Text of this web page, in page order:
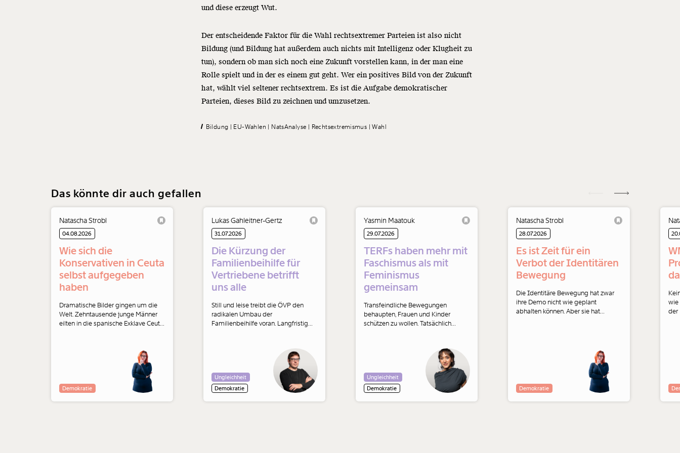
und diese erzeugt Wut.
Der entscheidende Faktor für die Wahl rechtsextremer Parteien ist also nicht
Bildung (und Bildung hat außerdem auch nichts mit Intelligenz oder Klugheit zu
tun), sondern ob man sich noch eine Zukunft vorstellen kann, in der man eine
Rolle spielt und in der es einem gut geht. Wer ein positives Bild von der Zukunft
hat,wählt viel seltener rechtsextrem. Es ist die Aufgabe demokratischer
Parteien, dieses Bild zu zeichnen und umzusetzen.
Bildung EU-Wahlen NatsAnalyse Rechtsextremismus Wahl
Das könnte dir auch gefallen
Natascha Strobl
04.08.2026
Wie sich die
Konservativen in Ceuta
selbst aufgegeben
haben
Dramatische Bilder gingen um die
Welt. Zehntausende junge Männer
eilten in die spanische Exklave Ceuta
Konservativen haben ihre Seite
Demokratie
Lukas Gahleitner-Gertz
31.07.2026
Die Kürzung der
Familienbeihilfe für
Vertriebene betrifft
uns alle
Still und leise treibt die ÖVP den
radikalen Umbau der
Familienbeihilfe voran. Langfristig
Ungleichheit
Demokratie
Yasmin Maatouk
29.07.2026
TERFs haben mehr mit
Faschismus als mit
Feminismus
gemeinsam
Transfeindliche Bewegungen
behaupten, Frauen und Kinder
schützen zu wollen. Tatsächlich
Rechte: Eine Minderheit wird zur
Bedrohung erklärt, ihre Rechte
werden zum Risiko umgedeutet und
ihre Entrechtung wird als Schutz
verkauft.
Ungleichheit
Demokratie
Natascha Strobl
28.07.2026
Es ist Zeit für ein
Verbot der Identitären
Bewegung
Die Identitäre Bewegung hat zwar
ihre Demo nicht wie geplant
abhalten können. Aber sie hat
Demokratie
wie
der